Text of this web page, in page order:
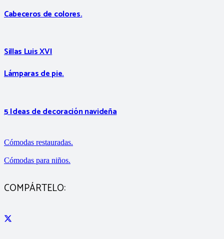
Cabeceros de colores.
Sillas Luis XVI
Lámparas de pie.
5 Ideas de decoración navideña
Cómodas restauradas.
Cómodas para niños.
COMPÁRTELO: